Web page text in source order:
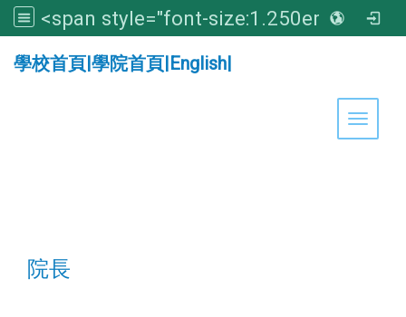
<span style="font-size:1.250em;"><strong>亞洲大學醫學暨健康學院</strong></span>
學校首頁|學院首頁|English|
Toggle
院長